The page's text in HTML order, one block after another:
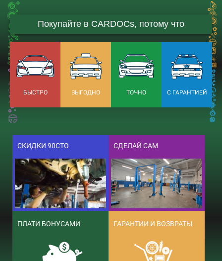
Покупайте в CARDOCs, потому что
БЫСТРО ВЫГОДНО ТОЧНО С ГАРАНТИЕЙ
СКИДКИ 90СТО СДЕЛАЙ САМ
ПЛАТИ БОНУСАМИ ГАРАНТИИ И ВОЗВРАТЫ